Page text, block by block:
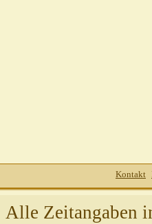
Kontakt
Alle Zeitangaben